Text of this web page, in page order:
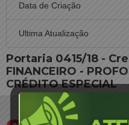
Data de Criação
Ultima Atualização
Portaria 0415/18 -
FINANCEIRO -
CRÉDITO ESPECIAL